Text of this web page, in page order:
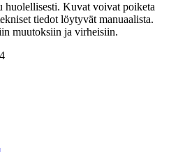
huolellisesti. Kuvat voivat poiketa
tiedot löytyvät manuaalista.
muutoksiin ja virheisiin.